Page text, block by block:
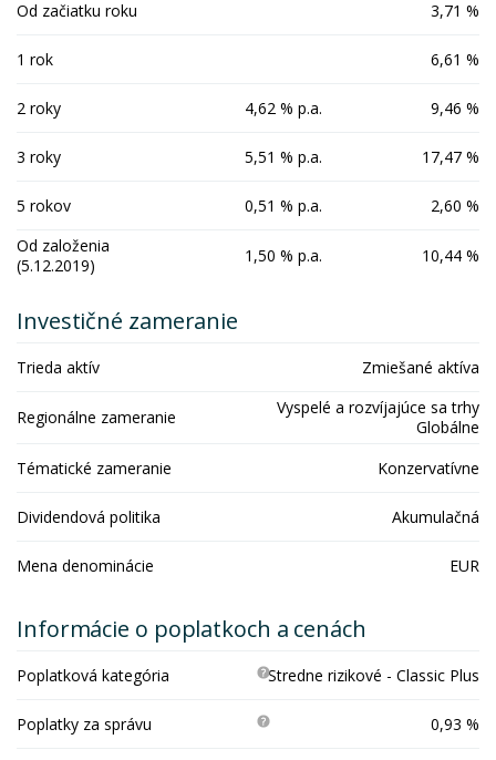
Od začiatku roku 3,71 %
1 rok 6,61 %
2 roky 4,62 % p.a. 9,46 %
3 roky 5,51 % p.a. 17,47 %
5 rokov 0,51 % p.a.
2,60 %
Od založenia
(5.12.2019)
1,50 % p.a. 10,44 %
Investičné zameranie
Trieda aktív Zmiešané aktíva
Regionálne zameranie
Vyspelé a rozvíjajúce sa trhy
Globálne
Tématické zameranie
Konzervatívne
Dividendová politika Akumulačná
Mena denominácie EUR
Informácie o poplatkoch a cenách
Poplatková kategória Stredne rizikové - Classic Plus
Poplatky za správu 0,93 %